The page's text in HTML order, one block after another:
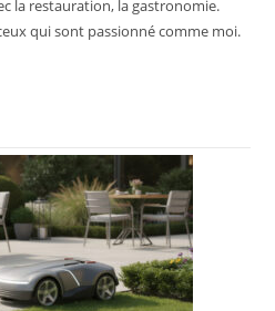
la restauration, la gastronomie.
qui sont passionné comme moi.